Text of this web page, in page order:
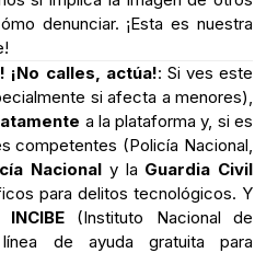
denunciar. ¡Esta es nuestra
¡No calles, actúa!: Si ves este
si afecta a menores),
a la plataforma y, si es
competentes (Policía Nacional,
Nacional y la Guardia Civil
para delitos tecnológicos. Y
(Instituto Nacional de
de ayuda gratuita para